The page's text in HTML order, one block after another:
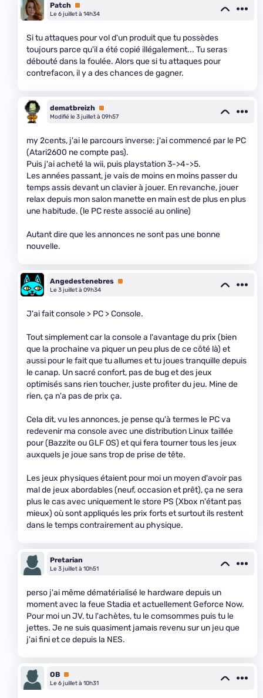
Patch Premium
Le 6 juillet à 14h34
Si tu attaques pour vol d'un produit que tu possèdes
toujours parce qu'il a été copié illégalement... Tu seras
débouté dans la foulée. Alors que si tu attaques pour
contrefacon, il y a des chances de gagner.
dematbreizh Premium
Modifié le 3 juillet à 09h57
my 2cents, j'ai le parcours inverse: j'ai commencé par le PC
(Atari2600 ne compte pas).
Puis j'ai acheté la wii, puis playstation 3->4->5.
Les années passant, je vais de moins en moins passer du
temps assis devant un clavier à jouer. En revanche, jouer
relax depuis mon salon manette en main est de plus en plus
une habitude. (le PC reste associé au online)
Autant dire que les annonces ne sont pas une bonne
nouvelle.
Angedestenebres Premium
Le 3 juillet à 09h34
J'ai fait console > PC > Console.
Tout simplement car la console a l'avantage du prix (bien
que la prochaine va piquer un peu plus de ce côté là) et
aussi pour le fait que tu allumes et tu joues tranquille depuis
le canap. Un sacré confort, pas de bug et des jeux
optimisés sans rien toucher, juste profiter du jeu. Mine de
rien, ça n'a pas de prix ça.
Cela dit, vu les annonces, je pense qu'à termes le PC va
redevenir ma console avec une distribution Linux taillée
pour (Bazzite ou GLF OS) et qui fera tourner tous les jeux
auxquels je joue sans trop de prise de tête.
Les jeux physiques étaient pour moi un moyen d'avoir pas
mal de jeux abordables (neuf, occasion et prêt), ça ne sera
plus le cas avec uniquement le store PS (Xbox n'étant pas
mieux) où sont appliqués les prix forts et surtout ils restent
dans le temps contrairement au physique.
Pretarian
Le 3 juillet à 10h51
perso j'ai même dématérialisé le hardware depuis un
moment avec la feue Stadia et actuellement Geforce Now.
Pour moi un JV, tu l'achètes, tu le comsommes puis tu le
jettes. Je ne suis quasiment jamais revenu sur un jeu que
j'ai fini et ce depuis la NES.
OB Premium
Le 6 juillet à 10h31